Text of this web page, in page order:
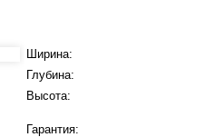
Ширина:
Глубина:
Высота:
Гарантия: